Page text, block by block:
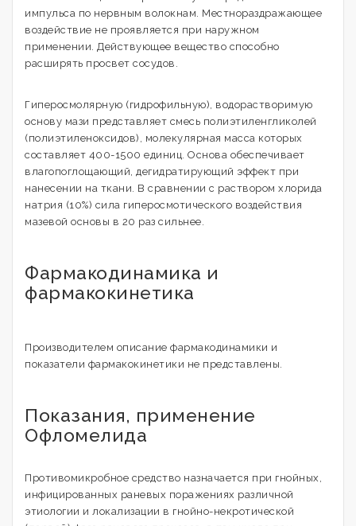
импульса по нервным волокнам. Местнораздражающее
воздействие не проявляется при наружном
применении. Действующее вещество способно
расширять просвет сосудов.
Гиперосмолярную (гидрофильную), водорастворимую
основу мази представляет смесь полиэтиленгликолей
(полиэтиленоксидов), молекулярная масса которых
составляет 400-1500 единиц. Основа обеспечивает
влагопоглощающий, дегидратирующий эффект при
нанесении на ткани. В сравнении с раствором хлорида
натрия (10%) сила гиперосмотического воздействия
мазевой основы в 20 раз сильнее.
Фармакодинамика и
фармакокинетика
Производителем описание фармакодинамики и
показатели фармакокинетики не представлены.
Показания, применение
Офломелида
Противомикробное средство назначается при гнойных,
инфицированных раневых поражениях различной
этиологии и локализации в гнойно-некротической